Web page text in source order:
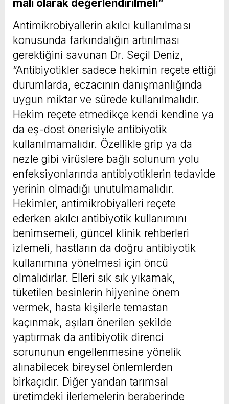
malı olarak değerlendirilmeli”
Antimikrobiyallerin akılcı kullanılması
konusunda farkındalığın artırılması
gerektiğini savunan Dr. Seçil Deniz,
“Antibiyotikler sadece hekimin reçete ettiği
durumlarda, eczacının danışmanlığında
uygun miktar ve sürede kullanılmalıdır.
Hekim reçete etmedikçe kendi kendine ya
da eş-dost önerisiyle antibiyotik
kullanılmamalıdır. Özellikle grip ya da
nezle gibi virüslere bağlı solunum yolu
enfeksiyonlarında antibiyotiklerin tedavide
yerinin olmadığı unutulmamalıdır.
Hekimler, antimikrobiyalleri reçete
ederken akılcı antibiyotik kullanımını
benimsemeli, güncel klinik rehberleri
izlemeli, hastların da doğru antibiyotik
kullanımına yönelmesi için öncü
olmalıdırlar. Elleri sık sık yıkamak,
tüketilen besinlerin hijyenine önem
vermek, hasta kişilerle temastan
kaçınmak, aşıları önerilen şekilde
yaptırmak da antibiyotik direnci
sorununun engellenmesine yönelik
alınabilecek bireysel önlemlerden
birkaçıdır. Diğer yandan tarımsal
üretimdeki ilerlemelerin beraberinde